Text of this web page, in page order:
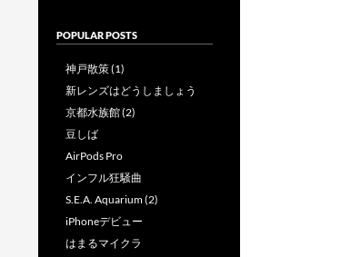
POPULAR POSTS
神戸散策 (1)
新レンズはどうしましょう
京都水族館 (2)
豆しば
AirPods Pro
インフル狂騒曲
S.E.A. Aquarium (2)
iPhoneデビュー
はまるマイクラ